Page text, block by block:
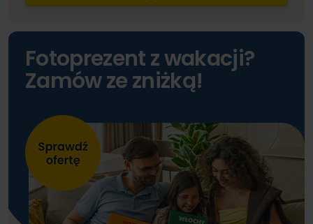
Fotoprezent z wakacji?
Zamów ze zniżką!